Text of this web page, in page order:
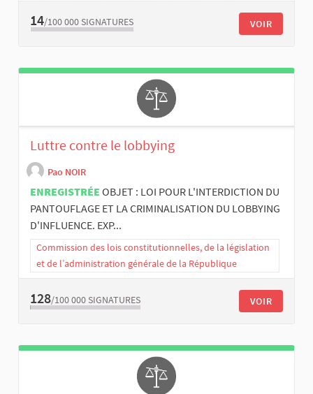
14/100 000 SIGNATURES VOIR
Luttre contre le lobbying
Pao NOIR
ENREGISTRÉE OBJET : LOI POUR L'INTERDICTION DU
PANTOUFLAGE ET LA CRIMINALISATION DU LOBBYING
D'INFLUENCE. EXP...
Commission des lois constitutionnelles, de la législation
et de l’administration générale de la République
128/100 000 SIGNATURES VOIR